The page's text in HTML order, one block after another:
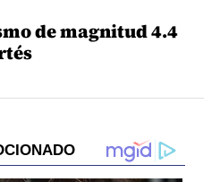
de magnitud 4.4